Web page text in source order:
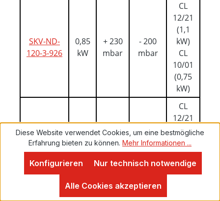
SKV-ND-
120-3-926
0,85
kW
+ 230
mbar
- 200
mbar
CL
12/21
(1,1
kW)
CL
10/01
(0,75
kW)
SKV-ND-
120-3-826
1,10
kW
+ 290
mbar
- 260
mbar
CL
12/21
(1,1
kW)
CL
10/01
(1,1
Proven Expert
Diese Website verwendet Cookies, um eine bestmögliche
Erfahrung bieten zu können. Mehr Informationen ...
Nur technisch notwendige
Konfigurieren
Alle Cookies akzeptieren